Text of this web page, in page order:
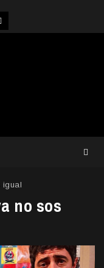
igual
no sos